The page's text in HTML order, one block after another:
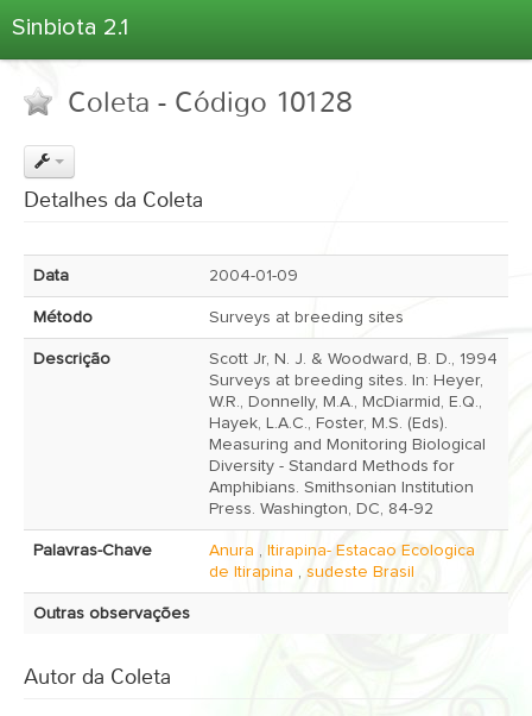
Sinbiota 2.1
Informações Ambientais
Coletas
Atlas 2.1
Estatísticas
Coleta - Código 10128
Detalhes da Coleta
Data 2004-01-09
Método Surveys at breeding sites
Descrição
Scott Jr, N. J. & Woodward, B. D., 1994
Surveys at breeding sites. In: Heyer,
W.R., Donnelly, M.A., McDiarmid, E.Q.,
Hayek, L.A.C., Foster, M.S. (Eds).
Measuring and Monitoring Biological
Diversity - Standard Methods for
Amphibians. Smithsonian Institution
Press. Washington, DC, 84-92
Palavras-Chave Anura , Itirapina- Estacao Ecologica
de Itirapina , sudeste Brasil
Outras observações
Autor da Coleta